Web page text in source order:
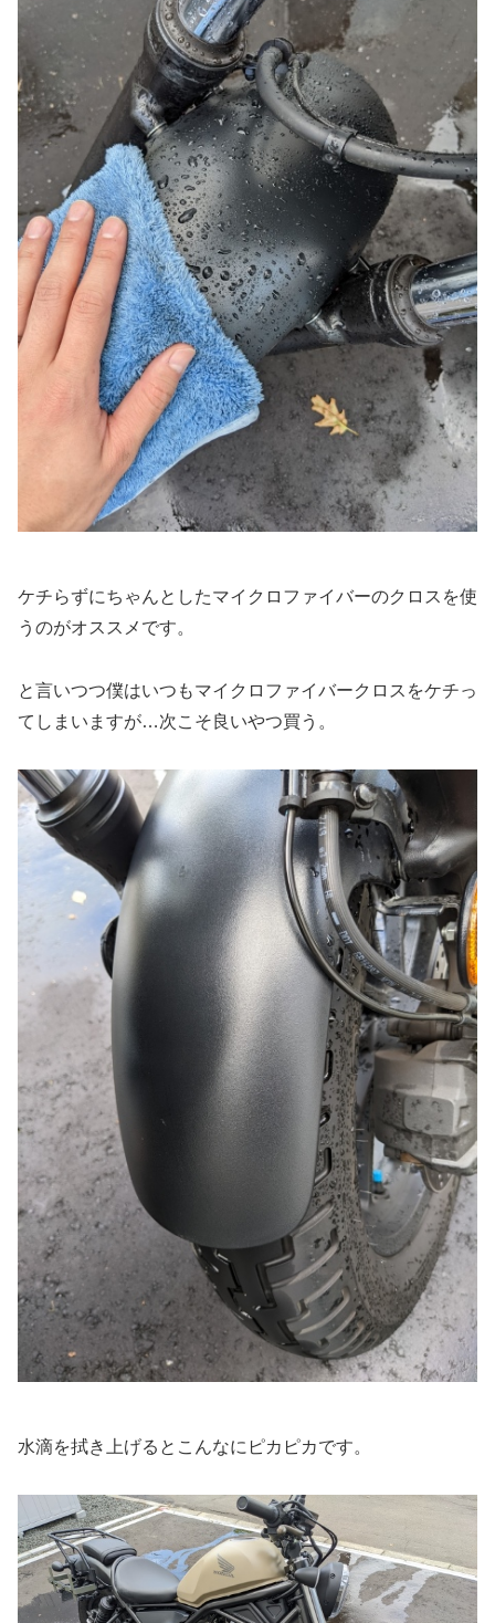
ケチらずにちゃんとしたマイクロファイバーのクロスを使
うのがオススメです。
と言いつつ僕はいつもマイクロファイバークロスをケチっ
てしまいますが…次こそ良いやつ買う。
水滴を拭き上げるとこんなにピカピカです。